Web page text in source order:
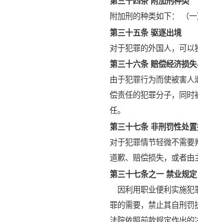
附加刑的种类如下： （
第三十五条 驱逐出境
对于犯罪的外国人，可以
第三十六条 赔偿经济损
由于犯罪行为而使被害
偿责任的犯罪分子，同时
任。
第三十七条 非刑罚性处
对于犯罪情节轻微不需
道歉、赔偿损失，或者由
第三十七条之一 禁业规定
因利用职业便利实施犯
罪的需要，禁止其自刑罚